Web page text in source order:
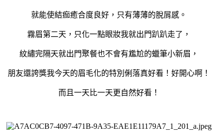
就能使結痂癒合度良好，只有薄薄的脫屑感。
霧眉第二天，只化一點眼妝我就出門趴趴走了，
紋繡完隔天就出門聚餐也不會有尷尬的蠟筆小新眉，
朋友還誇獎我今天的眉毛化的特別俐落真好看！好開心啊！
而且一天比一天更自然好看！